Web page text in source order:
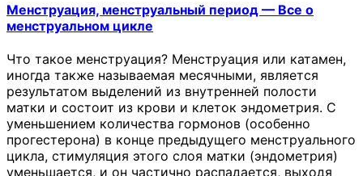
Менструация, менструальный период — Все о
менструальном цикле
Что такое менструация? Менструация или катамен,
иногда также называемая месячными, является
результатом выделений из внутренней полости
матки и состоит из крови и клеток эндометрия. С
уменьшением количества гормонов (особенно
прогестерона) в конце предыдущего менструального
цикла, стимуляция этого слоя матки (эндометрия)
уменьшается, и он частично распадается, выходя